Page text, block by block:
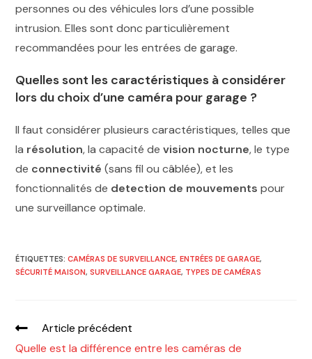
personnes ou des véhicules lors d’une possible
intrusion. Elles sont donc particulièrement
recommandées pour les entrées de garage.
Quelles sont les caractéristiques à considérer
lors du choix d’une caméra pour garage ?
Il faut considérer plusieurs caractéristiques, telles que
la résolution, la capacité devision nocturne, le type
de connectivité (sans fil ou câblée), et les
fonctionnalités de detection de mouvements pour
une surveillance optimale.
ÉTIQUETTES:CAMÉRAS DE SURVEILLANCE, ENTRÉES DE GARAGE,
SÉCURITÉ MAISON, SURVEILLANCE GARAGE, TYPES DE CAMÉRAS
Article précédent
Quelle est la différence entre les caméras de